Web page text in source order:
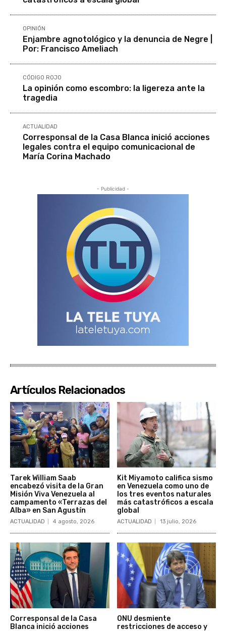
OPINIÓN
Enjambre agnotológico y la denuncia de Negre |
Por: Francisco Ameliach
CÓDIGO ROJO
La opinión como escombro: la ligereza ante la
tragedia
ACTUALIDAD
Corresponsal de la Casa Blanca inició acciones
legales contra el equipo comunicacional de
María Corina Machado
- Publicidad -
Artículos Relacionados
Tarek William Saab
encabezó visita de la Gran
Misión Viva Venezuela al
campamento «Terrazas del
Alba» en San Agustín
ACTUALIDAD 4 agosto, 2026
Kit Miyamoto califica sismo
en Venezuela como uno de
los tres eventos naturales
más catastróficos a escala
global
ACTUALIDAD 13 julio, 2026
Corresponsal de la Casa
Blanca inició acciones
ONU desmiente
restricciones de acceso y